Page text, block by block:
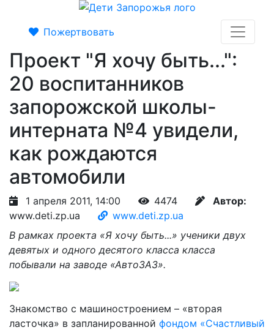
Пожертвовать
Проект "Я хочу быть...":
20 воспитанников
запорожской школы-
интерната №4 увидели,
как рождаются
автомобили
1 апреля 2011, 14:00 4474
Автор:
www.deti.zp.ua
www.deti.zp.ua
В рамках проекта «Я хочу быть...» ученики двух
девятых и одного десятого класса класса
побывали на заводе «АвтоЗАЗ».
Знакомство с машиностроением – «вторая
ласточка» в запланированной фондом «Счастливый